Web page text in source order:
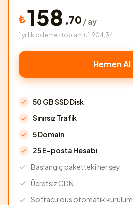
₺158 ,70 / ay
1 yıllık ödeme · toplam ₺1.904,34
Hemen Al
50 GB SSD Disk
Sınırsız Trafik
5 Domain
25 E-posta Hesabı
Başlangıç paketteki her şey
Ücretsiz CDN
Softaculous otomatik kurulum